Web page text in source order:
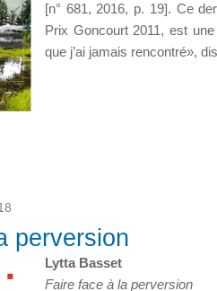
[n° 681, 2016, p. 19]. Ce
Prix Goncourt 2011, est
que j’ai jamais rencontré»,
perversion
Lytta Basset
Faire face à la perversion